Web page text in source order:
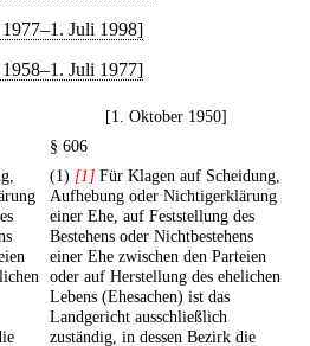
Juli 1998]
Juli 1977]
[1. Oktober 1950]
§ 606
(1) [1] Für Klagen auf Scheidung,
Aufhebung oder Nichtigerklärung
einer Ehe, auf Feststellung des
Bestehens oder Nichtbestehens
einer Ehe zwischen den Parteien
oder auf Herstellung des ehelichen
Lebens (Ehesachen) ist das
Landgericht ausschließlich
zuständig, in dessen Bezirk die